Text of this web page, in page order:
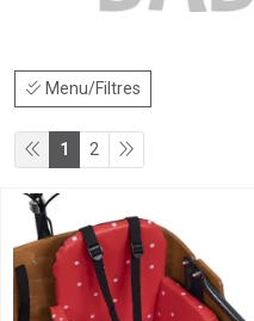
Menu/Filtres
1 2